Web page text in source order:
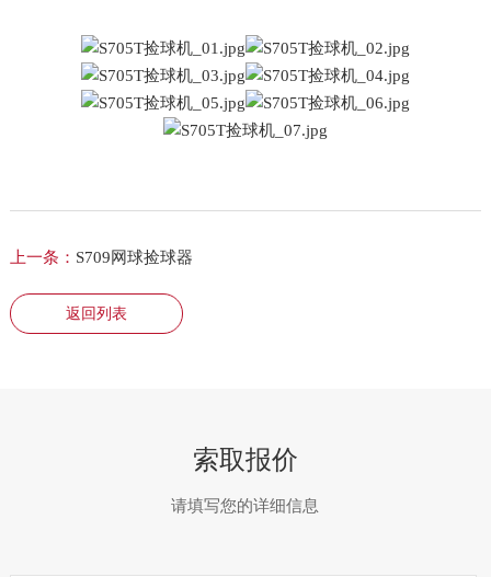
上一条： S709网球捡球器
返回列表
索取报价
请填写您的详细信息